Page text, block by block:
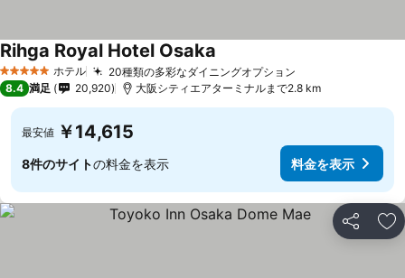
5 ホテルのランク
ホテル 20種類の多彩なダイニングオプション
Rihga Royal Hotel Osaka
8.4 満足 20,920 大阪シティエアターミナルまで2.8 km
最安値 ￥14,615
8件のサイトの料金を表示 料金を表示
シェア お